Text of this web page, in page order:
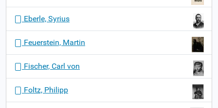
Eberle, Syrius
Feuerstein, Martin
Fischer, Carl von
Foltz, Philipp